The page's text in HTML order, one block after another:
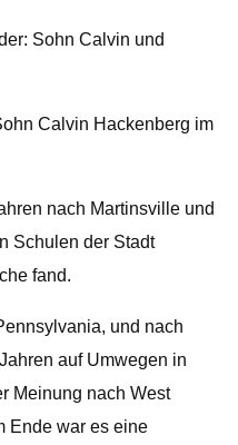
Sohn Calvin und
Calvin Hackenberg im
nach Martinsville und
Schulen der Stadt
fand.
und nach
auf Umwegen in
Meinung nach West
Ende war es eine